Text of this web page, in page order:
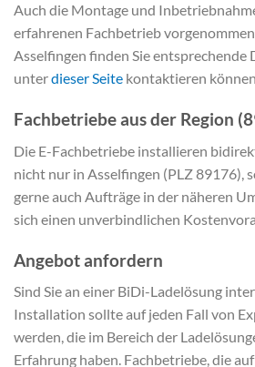
Auch die Montage und
erfahrenen Fachbetrieb
Asselfingen finden Sie entsprechende
unterdieser Seite kontaktieren
Fachbetriebe aus der Region
Die E-Fachbetriebe installieren
nicht nur in Asselfingen (PLZ 89176),
gerne auch Aufträge in der näheren
sich einen unverbindlichen
Angebot anfordern
Sind Sie an einer BiDi-Ladelösung
Installation sollte auf jeden Fall von
werden, die im Bereich der
Erfahrung haben. Fachbetriebe, die